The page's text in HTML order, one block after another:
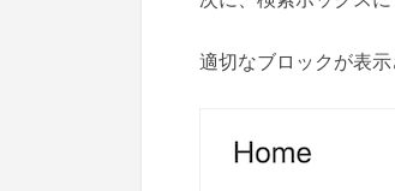
適切なブロックが表